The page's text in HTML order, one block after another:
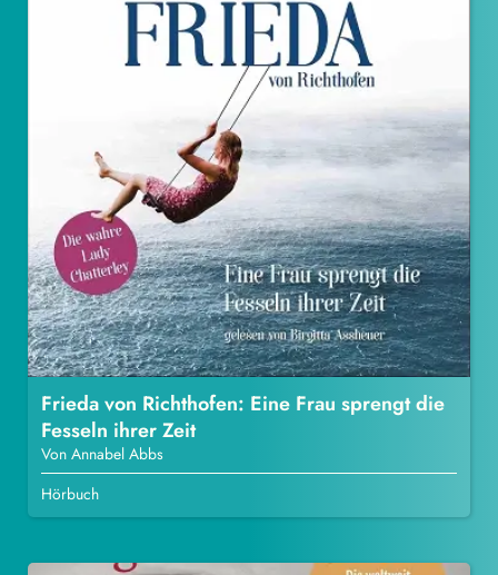
Frieda von Richthofen: Eine Frau sprengt die
Fesseln ihrer Zeit
Von Annabel Abbs
Hörbuch